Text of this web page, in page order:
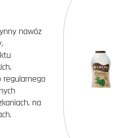
nawóz
regularnego
na